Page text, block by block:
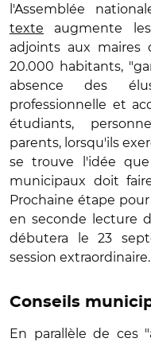
l'Assemblée
texte augmente
adjoints aux maires
20.000 habitants,
absence des
professionnelle et
étudiants,
parents, lorsqu'ils
se trouve l'idée
municipaux doit
Prochaine étape
en seconde lecture
débutera le 23
session extraordinaire.
Conseils
En parallèle de ces